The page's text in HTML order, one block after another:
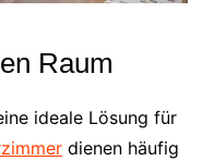
Raum
ideale Lösung für
dienen häufig